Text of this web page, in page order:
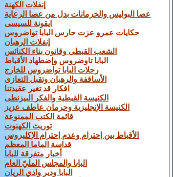
إنفلات الكهنة
عصا البوليس والحرمانات بدل من عصا الرعاية
ايقونة للسيسى
حكايات عمرو عزت حارس البابا تواضروس
إنفلات الرهبان
الشعب القبطى وقانون بناء الكنائس
البابا تاوضروس وإضطهاد الأقباط
رحلات البابا تواضروس للخارج
الأساقفة والرهبان وتقبل التعازى
افكار قد تغير عقيدتنا
الكنيسة القبطية والفكر البيزنطى
الكنيسة الإنجليزية وحرمان عاطف عزيز
قائمة الكتب الممنوعة
توريث الكهنوت
الأقباط بين إحترام وعدم إحترام الإكليروس
قداسة الماما المعظم
أخبار متفرقة للبابا
البابا والمجلس المليّ العام
البابا ودير وادي الريان